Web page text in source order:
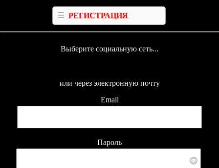
РЕГИСТРАЦИЯ
Выберите социальную сеть...
или через электронную почту
Email
Пароль